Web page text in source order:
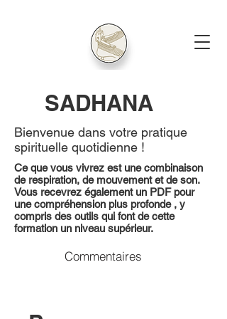
SADHANA
Bienvenue dans votre pratique
spirituelle quotidienne !
Ce que vous vivrez est une combinaison
de respiration, de mouvement et de son.
Vous recevrez également un PDF pour
une compréhension plus profonde , y
compris des outils qui font de cette
formation un niveau supérieur.
Commentaires